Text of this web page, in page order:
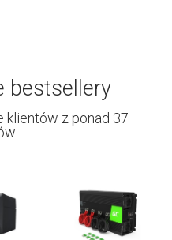
bestsellery
klientów z ponad 37